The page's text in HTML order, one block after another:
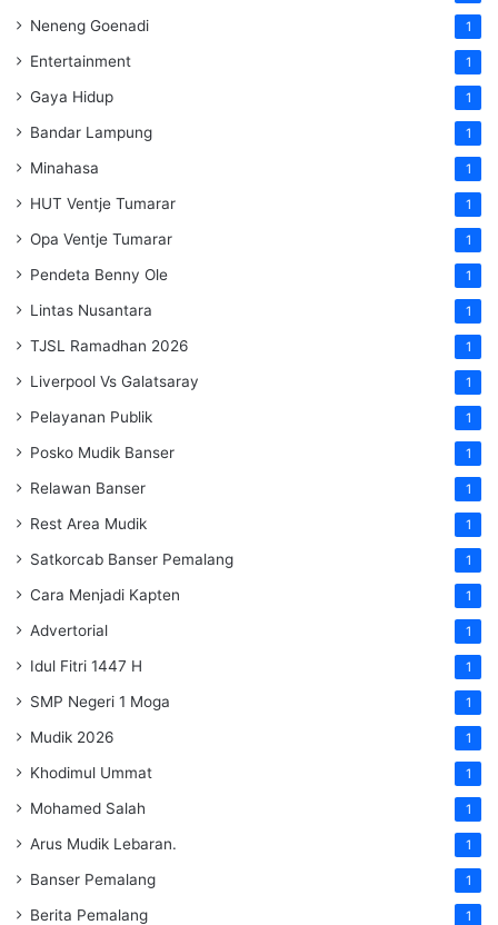
Neneng Goenadi 1
Entertainment 1
Gaya Hidup 1
Bandar Lampung 1
Minahasa 1
HUT Ventje Tumarar 1
Opa Ventje Tumarar 1
Pendeta Benny Ole 1
Lintas Nusantara 1
TJSL Ramadhan 2026 1
Liverpool Vs Galatsaray 1
Pelayanan Publik 1
Posko Mudik Banser 1
Relawan Banser 1
Rest Area Mudik 1
Satkorcab Banser Pemalang 1
Cara Menjadi Kapten 1
Advertorial 1
Idul Fitri 1447 H 1
SMP Negeri 1 Moga 1
Mudik 2026 1
Khodimul Ummat 1
Mohamed Salah 1
Arus Mudik Lebaran. 1
Banser Pemalang 1
Berita Pemalang 1